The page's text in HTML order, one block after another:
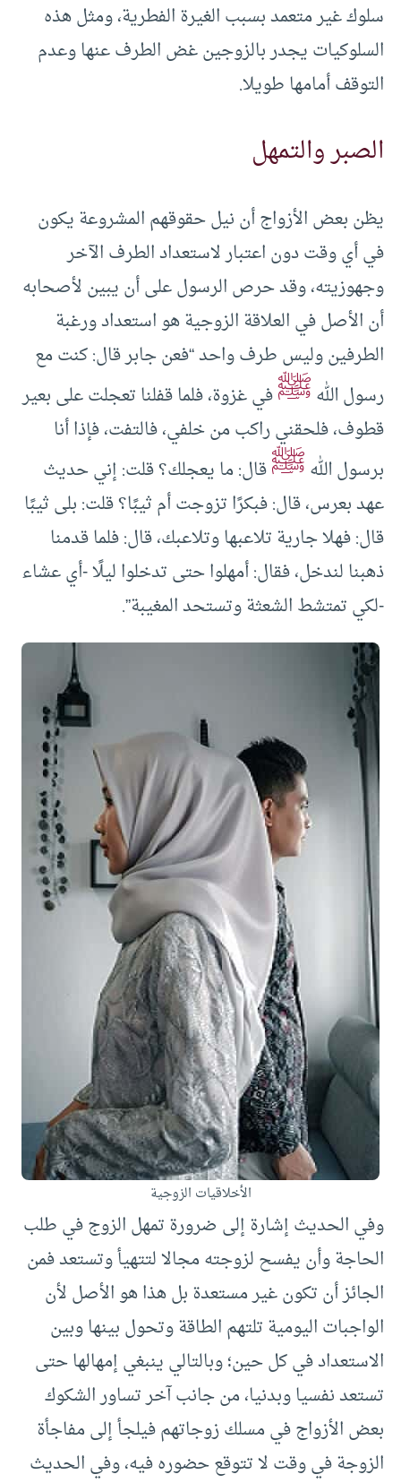
سلوك غير متعمد بسبب الغيرة الفطرية، ومثل هذه
السلوكيات يجدر بالزوجين غض الطرف عنها وعدم
التوقف أمامها طويلا.
الصبر والتمهل
يظن بعض الأزواج أن نيل حقوقهم المشروعة يكون
في أي وقت دون اعتبار لاستعداد الطرف الآخر
وجهوزيته، وقد حرص الرسول على أن يبين لأصحابه
أن الأصل في العلاقة الزوجية هو استعداد ورغبة
الطرفين وليس طرف واحد “فعن جابر قال: كنت مع
رسول اللهﷺفي غزوة، فلما قفلنا تعجلت على بعير
قطوف، فلحقني راكب من خلفي، فالتفت، فإذا أنا
برسول اللهﷺقال: ما يعجلك؟ قلت: إني حديث
عهد بعرس، قال: فبكرًا تزوجت أم ثيبًا؟ قلت: بلى ثيبًا
قال: فهلا جارية تلاعبها وتلاعبك، قال: فلما قدمنا
ذهبنا لندخل، فقال: أمهلوا حتى تدخلوا ليلًا -أي عشاء
-لكي تمتشط الشعثة وتستحد المغيبة”.
الأخلاقيات الزوجية
وفي الحديث إشارة إلى ضرورة تمهل الزوج في طلب
الحاجة وأن يفسح لزوجته مجالا لتتهيأ وتستعد فمن
الجائز أن تكون غير مستعدة بل هذا هو الأصل لأن
الواجبات اليومية تلتهم الطاقة وتحول بينها وبين
الاستعداد في كل حين؛ وبالتالي ينبغي إمهالها حتى
تستعد نفسيا وبدنيا، من جانب آخر تساور الشكوك
بعض الأزواج في مسلك زوجاتهم فيلجأ إلى مفاجأة
الزوجة في وقت لا تتوقع حضوره فيه، وفي الحديث